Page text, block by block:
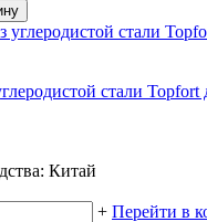
стали Topfort
Китай
+ Перейти в